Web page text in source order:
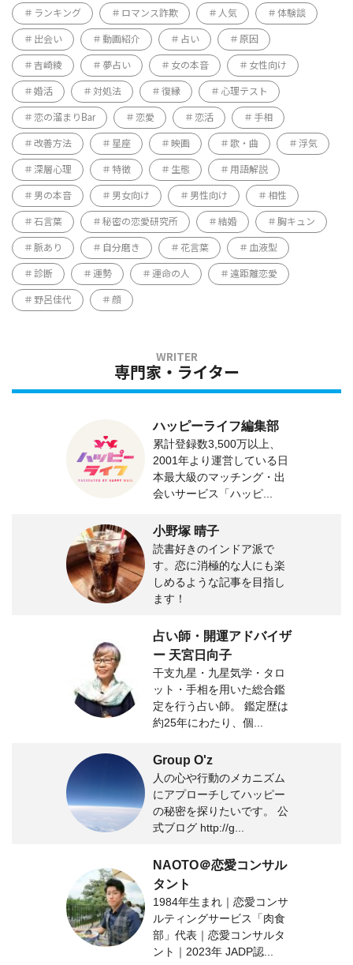
ランキング ロマンス詐欺 人気 体験談
出会い 動画紹介 占い 原因
吉崎綾 夢占い 女の本音 女性向け
婚活 対処法 復縁 心理テスト
恋の溜まりBar 恋愛 恋活 手相
改善方法 星座 映画 歌・曲 浮気
深層心理 特徴 生態 用語解説
男の本音 男女向け 男性向け 相性
石言葉 秘密の恋愛研究所 結婚 胸キュン
脈あり 自分磨き 花言葉 血液型
診断 運勢 運命の人 遠距離恋愛
野呂佳代 顔
専門家・ライター
ハッピーライフ編集部
累計登録数3,500万以上、
2001年より運営している日
本最大級のマッチング・出
会いサービス「ハッピ...
小野塚 晴子
読書好きのインドア派で
す。恋に消極的な人にも楽
しめるような記事を目指し
ます！
占い師・開運アドバイザ
ー 天宮日向子
干支九星・九星気学・タロ
ット・手相を用いた総合鑑
定を行う占い師。 鑑定歴は
約25年にわたり、個...
Group O'z
人の心や行動のメカニズム
にアプローチしてハッピー
の秘密を探りたいです。 公
式ブログ http://g...
NAOTO＠恋愛コンサル
タント
1984年生まれ｜恋愛コンサ
ルティングサービス「肉食
部」代表｜恋愛コンサルタ
ント｜2023年 JADP認...